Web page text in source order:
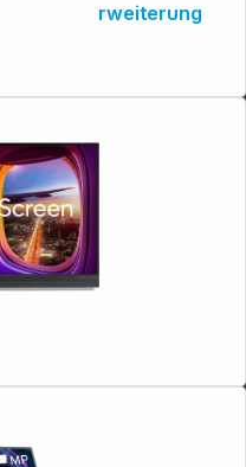
Mobile Pixels Trio 3 Pro 14,1" Bildschirmerweiterung